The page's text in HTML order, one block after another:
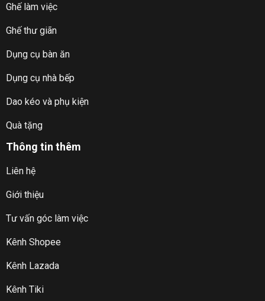
Ghế làm việc
Ghế thư giãn
Dụng cụ bàn ăn
Dụng cụ nhà bếp
Dao kéo và phụ kiện
Quà tặng
Thông tin thêm
Liên hệ
Giới thiệu
Tư vấn góc làm việc
Kênh Shopee
Kênh Lazada
Kênh Tiki